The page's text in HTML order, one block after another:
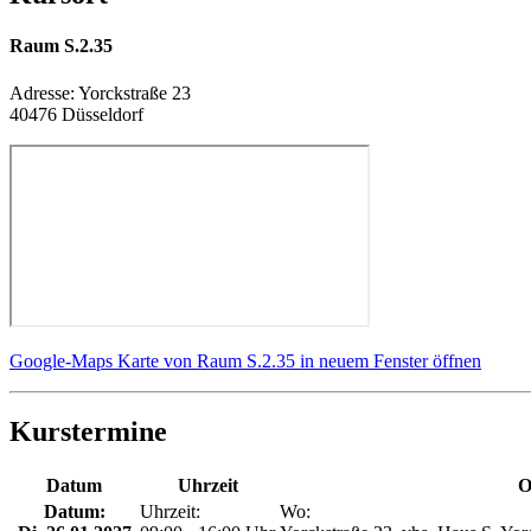
Raum S.2.35
Adresse: Yorckstraße 23
40476 Düsseldorf
Google-Maps Karte von Raum S.2.35 in neuem Fenster öffnen
Kurstermine
Datum Uhrzeit
Datum:
Uhrzeit:
Wo: